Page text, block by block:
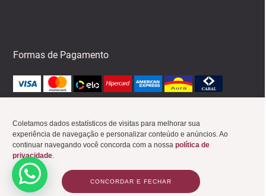
Formas de Pagamento
Gazin Semijoias. Todos os direitos reservados.
Desenvolvido porPostali
Coletamos dados estatísticos de visitas para melhorar sua
experiência de navegação e personalizar conteúdo e anúncios. Ao
continuar navegando você concorda com a nossa política de
privacidade.
CONCORDAR E FECHAR